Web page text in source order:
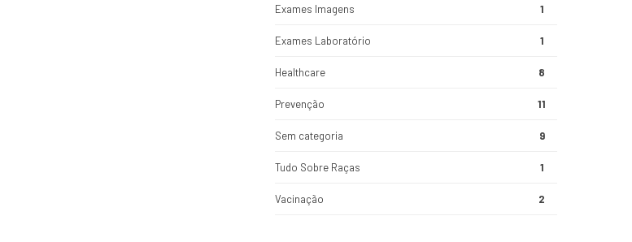
Exames Imagens 1
Exames Laboratório 1
Healthcare 8
Prevenção 11
Sem categoria 9
Tudo Sobre Raças 1
Vacinação 2